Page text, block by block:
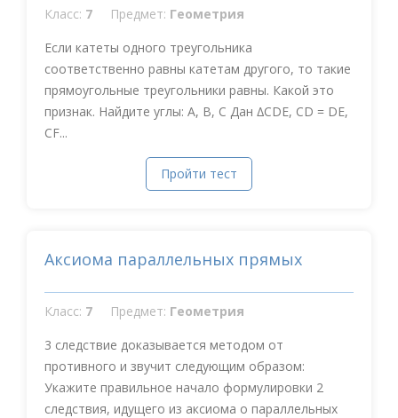
Класс: 7 Предмет: Геометрия
Если катеты одного треугольника
соответственно равны катетам другого, то такие
прямоугольные треугольники равны. Какой это
признак. Найдите углы: A, B, C Дан ∆CDE, CD = DE,
CF...
Пройти тест
Аксиома параллельных прямых
Класс: 7 Предмет: Геометрия
3 следствие доказывается методом от
противного и звучит следующим образом:
Укажите правильное начало формулировки 2
следствия, идущего из аксиома о параллельных